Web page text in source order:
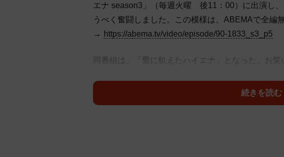
エナ season3」（毎週火曜 後11：00）に出演し
うべく奮闘しました。この模様は、ABEMAで全編
→
https://abema.tv/video/episode/90-1833_s3_p5
同番組は、「愛に飢えたハイエナ」となった、お
つく、遠慮を知らないドキュメント・バラエティ
ラブで実際に働いたら稼げるのか？を検証するた
続きを読む